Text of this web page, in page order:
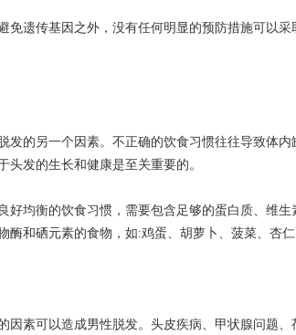
遗传基因之外，没有任何明显的预防措施可以采
的另一个因素。不正确的饮食习惯往往导致体内
头发的生长和健康是至关重要的。
均衡的饮食习惯，需要包含足够的蛋白质、维生
酶和硒元素的食物，如:鸡蛋、胡萝卜、菠菜、杏仁
素可以造成男性脱发。头皮疾病、甲状腺问题、